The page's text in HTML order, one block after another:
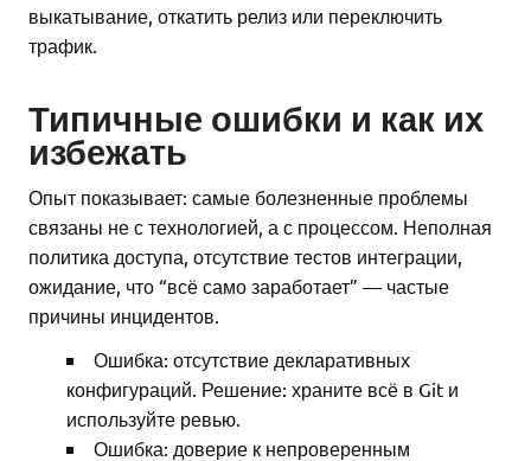
выкатывание, откатить релиз или переключить
трафик.
Типичные ошибки и как их
избежать
Опыт показывает: самые болезненные проблемы
связаны не с технологией, а с процессом. Неполная
политика доступа, отсутствие тестов интеграции,
ожидание, что “всё само заработает” — частые
причины инцидентов.
Ошибка: отсутствие декларативных
конфигураций. Решение: храните всё в Git и
используйте ревью.
Ошибка: доверие к непроверенным